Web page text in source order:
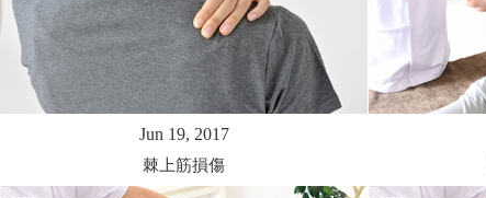
Jun 19, 2017
棘上筋損傷